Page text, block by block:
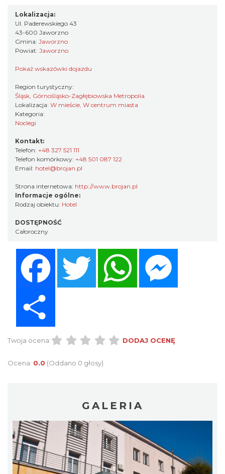
Lokalizacja:
Ul. Paderewskiego 43
43-600 Jaworzno
Gmina: Jaworzno
Powiat: Jaworzno
Pokaż wskazówki dojazdu
Region turystyczny:
Śląsk, Górnośląsko-Zagłębiowska Metropolia
Lokalizacja: W mieście, W centrum miasta
Kategoria:
Noclegi
Kontakt:
Telefon: +48 327 521 111
Telefon komórkowy: +48 501 087 122
Email: hotel@brojan.pl
Strona internetowa: http://www.brojan.pl
Informacje ogólne:
Rodzaj obiektu: Hotel
DOSTĘPNOŚĆ
Całoroczny
Twitter
Twoja ocena: DODAJ OCENĘ
Ocena: 0.0 (Oddano 0 głosy)
GALERIA